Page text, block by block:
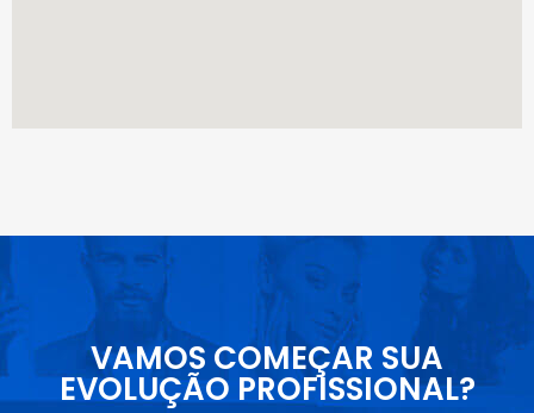
VAMOS COMEÇAR SUA
EVOLUÇÃO PROFISSIONAL?